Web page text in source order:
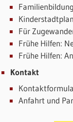
Für
Frühe Hilfen:
Frühe Hilfen:
Kontakt
Anfahrt und